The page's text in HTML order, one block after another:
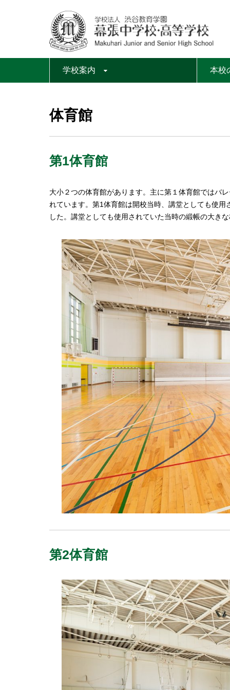
学校案内 本校
体育館
第1体育館
大小２つの体育館があります。主に第１体育館ではバ
れています。第1体育館は開校当時、講堂としても使
した。講堂としても使用されていた当時の緞帳の大き
第2体育館